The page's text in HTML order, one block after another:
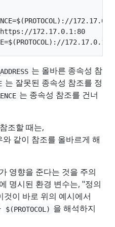
172.17.0.1:80
는 올바른 종속성 참
는 잘못된 종속성 참조를 정
는 종속성 참조를 건너
조할 때는,
와 같이 참조를 올바르게 해
영향을 준다는 것을 주의
명시된 환경 변수는, "정의
것이 바로 위의 예시에서
$(PROTOCOL) 을 해석하지